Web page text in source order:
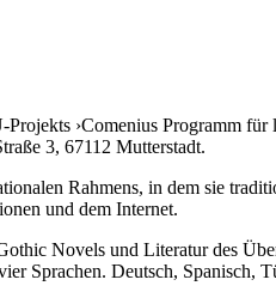
›Comenius Programm für
3, 67112 Mutterstadt.
Rahmens, in dem sie
und dem Internet.
Novels und Literatur des
Sprachen. Deutsch, Spanisch,